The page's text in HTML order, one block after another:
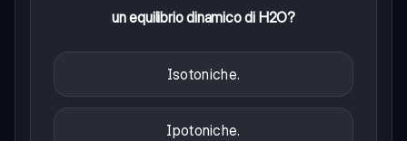
un equilibrio dinamico di H2O?
Isotoniche.
Ipotoniche.